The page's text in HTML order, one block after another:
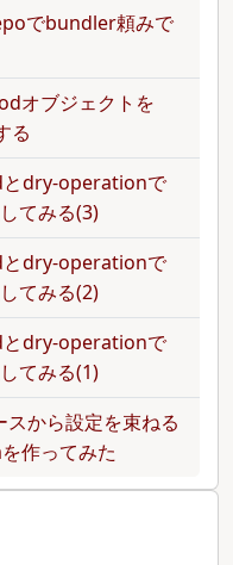
でbundler頼みで
オブジェクトを
る
dry-operationで
てみる(3)
dry-operationで
てみる(2)
dry-operationで
てみる(1)
スから設定を束ねる
作ってみた